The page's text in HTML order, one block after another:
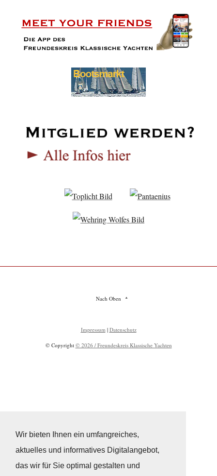
Wir bieten Ihnen ein umfangreiches,
aktuelles und informatives Digitalangebot,
das wir für Sie optimal gestalten und
Nach Oben
Impressum | Datenschutz
© Copyright © 2026 / Freundeskreis Klassische Yachten